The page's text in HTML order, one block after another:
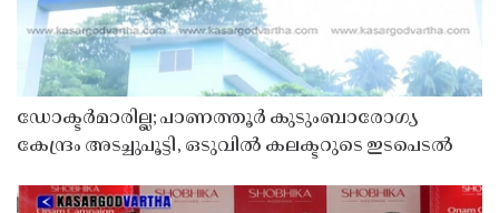
ഡോക്ടർമാരില്ല; പാണത്തൂർ കുടുംബാരോഗ്യ
കേന്ദ്രം അടച്ചുപൂട്ടി, ഒടുവിൽ കലക്ടറുടെ ഇടപെടൽ